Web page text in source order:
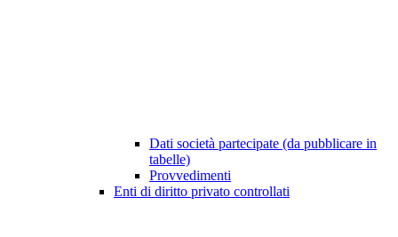
Dati società partecipate (da pubblicare in
tabelle)
Provvedimenti
Enti di diritto privato controllati